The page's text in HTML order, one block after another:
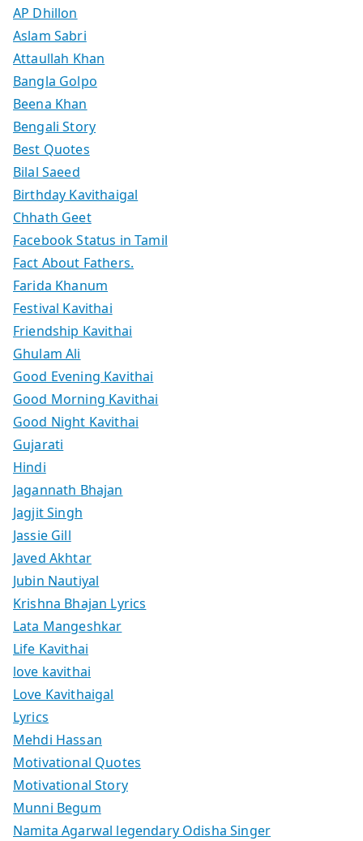
AP Dhillon
Aslam Sabri
Attaullah Khan
Bangla Golpo
Beena Khan
Bengali Story
Best Quotes
Bilal Saeed
Birthday Kavithaigal
Chhath Geet
Facebook Status in Tamil
Fact About Fathers.
Farida Khanum
Festival Kavithai
Friendship Kavithai
Ghulam Ali
Good Evening Kavithai
Good Morning Kavithai
Good Night Kavithai
Gujarati
Hindi
Jagannath Bhajan
Jagjit Singh
Jassie Gill
Javed Akhtar
Jubin Nautiyal
Krishna Bhajan Lyrics
Lata Mangeshkar
Life Kavithai
love kavithai
Love Kavithaigal
Lyrics
Mehdi Hassan
Motivational Quotes
Motivational Story
Munni Begum
Namita Agarwal legendary Odisha Singer